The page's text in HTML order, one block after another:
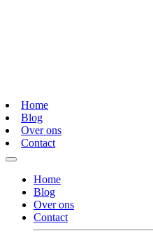
Home
Blog
Over ons
Contact
Home
Blog
Over ons
Contact